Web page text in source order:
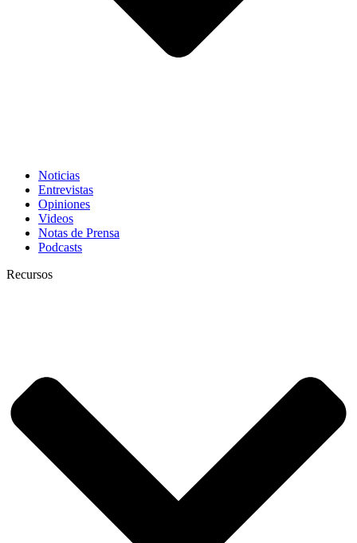
Noticias
Entrevistas
Opiniones
Videos
Notas de Prensa
Podcasts
Recursos